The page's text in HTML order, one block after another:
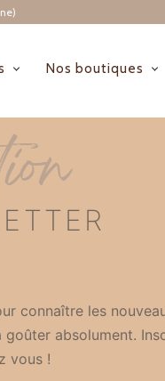
Nos boutiques
connaître les
goûter absolument.
vous !